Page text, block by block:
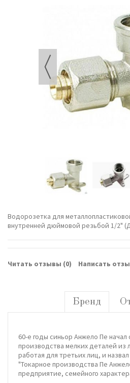
Водорозетка для
внутренней дюймовой резьбой 1/2"
Читать отзывы (0) Написать
Бренд
60-е годы синьор Анжело Пе
производства мелких деталей из
работая для третьих лиц, и
"Токарное производства Пе
предприятие, семейного